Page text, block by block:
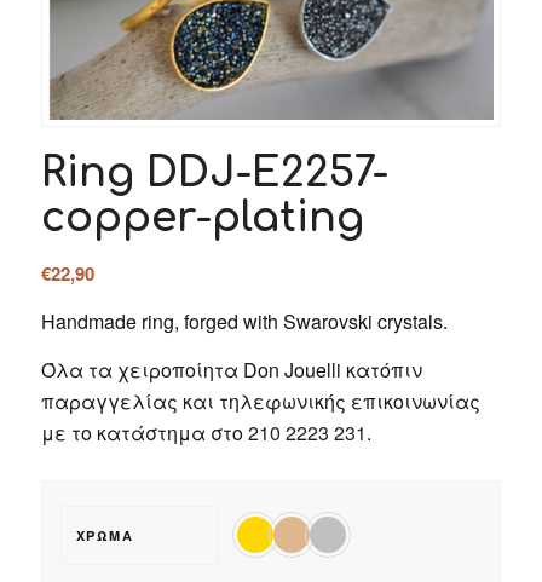
Ring DDJ-E2257-
copper-plating
€22,90
Handmade ring, forged with Swarovski crystals.
Όλα τα χειροποίητα Don Jouelli κατόπιν
παραγγελίας και τηλεφωνικής επικοινωνίας
με το κατάστημα στο210 2223 231.
ΧΡΏΜΑ